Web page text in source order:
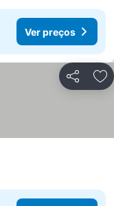
Ver preços
Partilhar